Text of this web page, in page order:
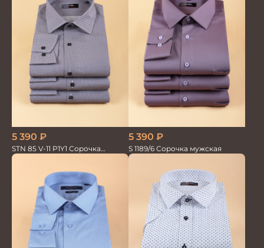
5 390 ₽
STN 85 V-11 P1Y1 Сорочка
мужская
5 390 ₽
S 1189/6 Сорочка мужская